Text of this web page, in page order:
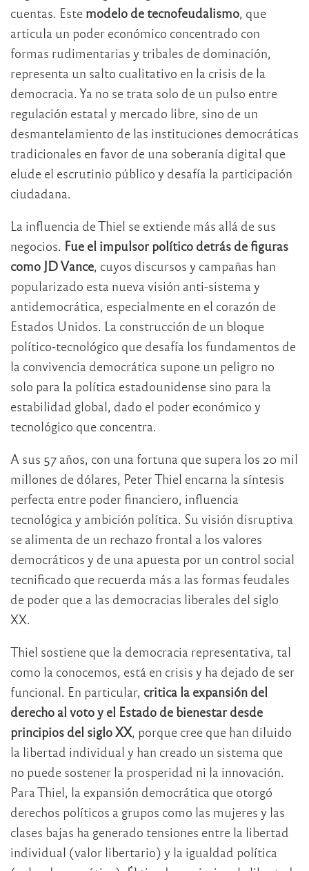
cuentas. Este modelo de tecnofeudalismo, que
articula un poder económico concentrado con
formas rudimentarias y tribales de dominación,
representa un salto cualitativo en la crisis de la
democracia. Ya no se trata solo de un pulso entre
regulación estatal y mercado libre, sino de un
desmantelamiento de las instituciones democráticas
tradicionales en favor de una soberanía digital que
elude el escrutinio público y desafía la participación
ciudadana.
La influencia de Thiel se extiende más allá de sus
negocios. Fue el impulsor político detrás de figuras
como JD Vance, cuyos discursos y campañas han
popularizado esta nueva visión anti-sistema y
antidemocrática, especialmente en el corazón de
Estados Unidos. La construcción de un bloque
político-tecnológico que desafía los fundamentos de
la convivencia democrática supone un peligro no
solo para la política estadounidense sino para la
estabilidad global, dado el poder económico y
tecnológico que concentra.
A sus 57 años, con una fortuna que supera los 20 mil
millones de dólares, Peter Thiel encarna la síntesis
perfecta entre poder financiero, influencia
tecnológica y ambición política. Su visión disruptiva
se alimenta de un rechazo frontal a los valores
democráticos y de una apuesta por un control social
tecnificado que recuerda más a las formas feudales
de poder que a las democracias liberales del siglo
XX.
Thiel sostiene que la democracia representativa, tal
como la conocemos, está en crisis y ha dejado de ser
funcional. En particular, critica la expansión del
derecho al voto y el Estado de bienestar desde
principios del siglo XX, porque cree que han diluido
la libertad individual y han creado un sistema que
no puede sostener la prosperidad ni la innovación.
Para Thiel, la expansión democrática que otorgó
derechos políticos a grupos como las mujeres y las
clases bajas ha generado tensiones entre la libertad
individual (valor libertario) y la igualdad política